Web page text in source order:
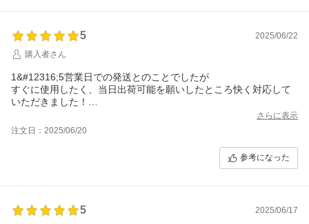
5
2025/06/22
購入者さん
1&#12316;5営業日での発送とのことでしたが
すぐに使用したく、当日出荷可能を願いしたところ快く対応して
いただきました！
さらに表示
注文日：2025/06/20
参考になった
5
2025/06/17